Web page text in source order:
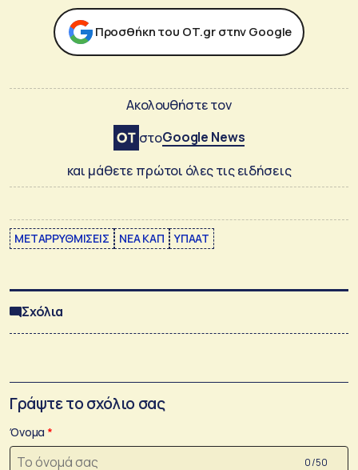
Προσθήκη του ΟΤ.gr στην Google
Ακολουθήστε τον
στοGoogle News
και μάθετε πρώτοι όλες τις ειδήσεις
ΜΕΤΑΡΡΥΘΜΙΣΕΙΣ ΝΕΑ ΚΑΠ ΥΠΑΑΤ
Σχόλια
Γράψτε το σχόλιο σας
Όνομα
0 /50